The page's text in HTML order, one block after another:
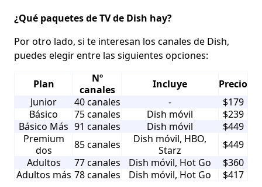
¿Qué paquetes de TV de Dish hay?
Por otro lado, si te interesan los canales de Dish,
puedes elegir entre las siguientes opciones:
Plan
Nº
canales
Incluye
Precio
Junior
40 canales -
$179
Básico
75 canales Dish móvil
$239
Básico Más 91 canales Dish móvil
$449
Premium
dos
85 canales
Dish móvil, HBO,
Starz
$449
Adultos
77 canales Dish móvil, Hot Go
$360
Adultos más 78 canales Dish móvil, Hot Go $417